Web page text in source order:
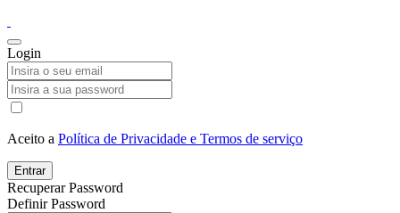
Login
Aceito a Política de Privacidade e Termos de serviço
Entrar
Recuperar Password
Definir Password